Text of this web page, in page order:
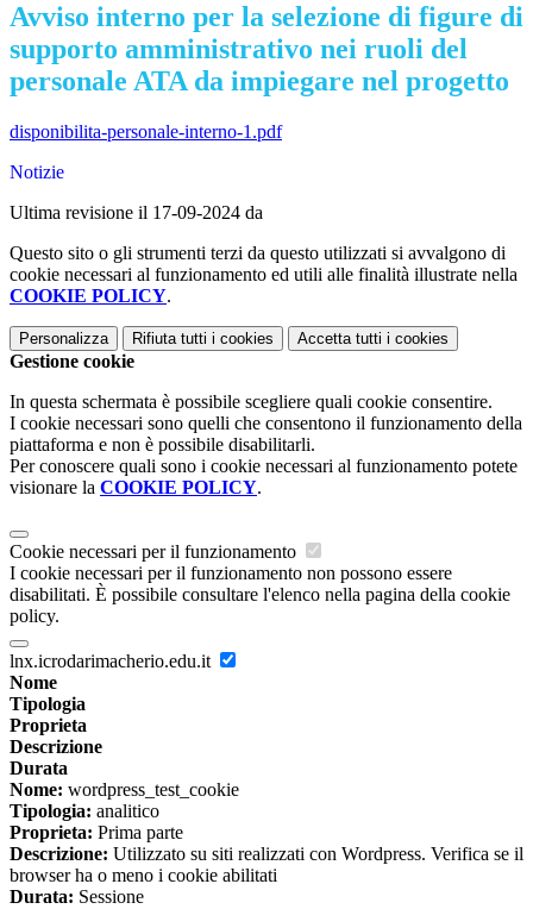
Avviso interno per la selezione di figure di
supporto amministrativo nei ruoli del
personale ATA da impiegare nel progetto
disponibilita-personale-interno-1.pdf
Notizie
Ultima revisione il 17-09-2024 da
Questo sito o gli strumenti terzi da questo utilizzati si avvalgono di
cookie necessari al funzionamento ed utili alle finalità illustrate nella
COOKIE POLICY.
Personalizza Rifiuta tutti i cookies Accetta tutti i cookies
Gestione cookie
In questa schermata è possibile scegliere quali cookie consentire.
I cookie necessari sono quelli che consentono il funzionamento della
piattaforma e non è possibile disabilitarli.
Per conoscere quali sono i cookie necessari al funzionamento potete
visionare la COOKIE POLICY.
Cookie necessari per il funzionamento
I cookie necessari per il funzionamento non possono essere
disabilitati. È possibile consultare l'elenco nella pagina della cookie
policy.
lnx.icrodarimacherio.edu.it
Nome
Tipologia
Proprieta
Descrizione
Durata
Nome: wordpress_test_cookie
Tipologia: analitico
Proprieta: Prima parte
Descrizione: Utilizzato su siti realizzati con Wordpress. Verifica se il
browser ha o meno i cookie abilitati
Durata: Sessione